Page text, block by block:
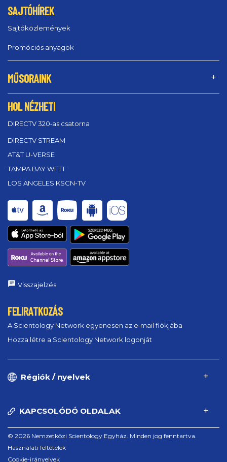
SAJTÓHÍREK
Sajtóközlemények
Promóciós anyagok
MŰSORAINK
HOL NÉZHETI
DIRECTV 320‑as csatorna
DIRECTV STREAM
AT&T U-VERSE
TAMPA BAY WFTT
LOS ANGELES KSCN-TV
Visszajelzés
FELIRATKOZÁS
A Scientology Network egyenesen az e‑mail fiókjába
Hozza létre a Scientology Network logonját
Régiók / nyelvek
KAPCSOLÓDÓ OLDALAK
© 2026 Nemzetközi Scientology Egyház. Minden jog fenntartva.
Használati feltételek
Cookie-irányelvek